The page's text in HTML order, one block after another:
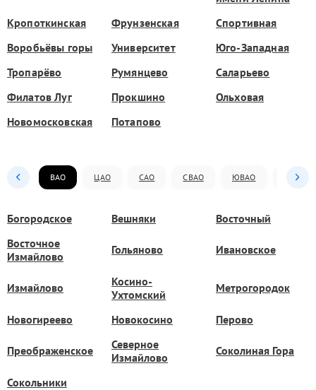
Кропоткинская
Фрунзенская
Спортивная
Воробьёвы горы
Университет
Юго-Западная
Тропарёво
Румянцево
Саларьево
Филатов Луг
Прокшино
Ольховая
Новомосковская
Потапово
ВАО ЦАО САО СВАО ЮВАО ЮАО
Богородское Вешняки
Восточный
Восточное
Измайлово
Гольяново Ивановское
Измайлово
Косино-
Ухтомский
Метрогородок
Новогиреево Новокосино Перово
Преображенское
Северное
Измайлово
Соколиная Гора
Сокольники